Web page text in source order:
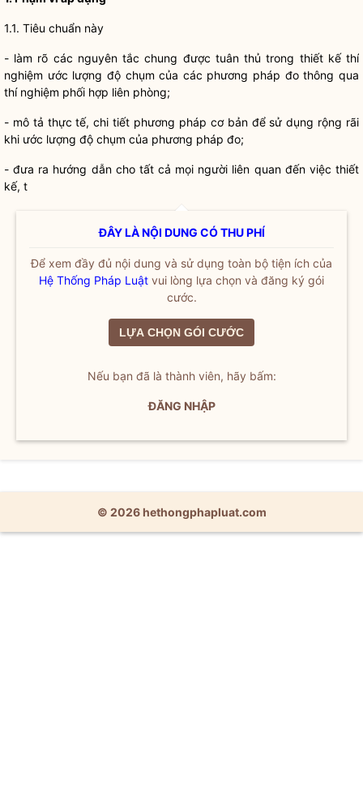
1.1. Tiêu chuẩn này
- làm rõ các nguyên tắc chung được tuân thủ trong thiết kế thí
nghiệm ước lượng độ chụm của các phương pháp đo thông qua
thí nghiệm phối hợp liên phòng;
- mô tả thực tế, chi tiết phương pháp cơ bản để sử dụng rộng rãi
khi ước lượng độ chụm của phương pháp đo;
- đưa ra hướng dẫn cho tất cả mọi người liên quan đến việc thiết
kế, t
ĐÂY LÀ NỘI DUNG CÓ THU PHÍ
Để xem đầy đủ nội dung và sử dụng toàn bộ tiện ích của
Hệ Thống Pháp Luật vui lòng lựa chọn và đăng ký gói
cước.
LỰA CHỌN GÓI CƯỚC
Nếu bạn đã là thành viên, hãy bấm:
ĐĂNG NHẬP
© 2026 hethongphapluat.com